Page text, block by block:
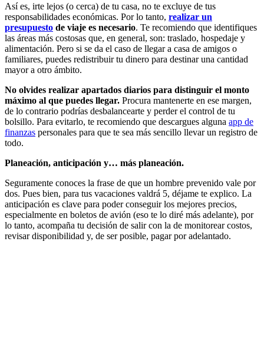
Así es, irte lejos (o cerca) de tu casa, no te excluye de tus
responsabilidades económicas. Por lo tanto, realizar un
presupuesto de viaje es necesario. Te recomiendo que identifiques
las áreas más costosas que, en general, son: traslado, hospedaje y
alimentación. Pero si se da el caso de llegar a casa de amigos o
familiares, puedes redistribuir tu dinero para destinar una cantidad
mayor a otro ámbito.
No olvides realizar apartados diarios para distinguir el monto
máximo al que puedes llegar. Procura mantenerte en ese margen,
de lo contrario podrías desbalancearte y perder el control de tu
bolsillo. Para evitarlo, te recomiendo que descargues alguna app de
finanzas personales para que te sea más sencillo llevar un registro de
todo.
Planeación, anticipación y… más planeación.
Seguramente conoces la frase de que un hombre prevenido vale por
dos. Pues bien, para tus vacaciones valdrá 5, déjame te explico. La
anticipación es clave para poder conseguir los mejores precios,
especialmente en boletos de avión (eso te lo diré más adelante), por
lo tanto, acompaña tu decisión de salir con la de monitorear costos,
revisar disponibilidad y, de ser posible, pagar por adelantado.